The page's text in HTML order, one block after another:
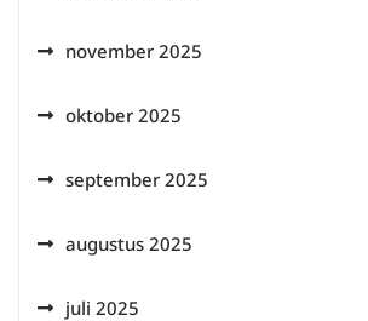
november 2025
oktober 2025
september 2025
augustus 2025
juli 2025